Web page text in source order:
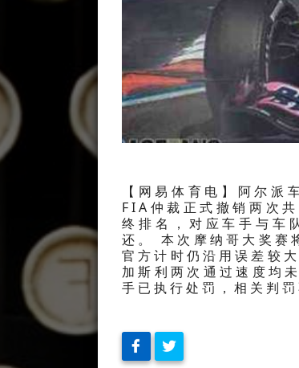
【网易体育电】阿尔派
FIA仲裁正式撤销两次
终排名，对应车手与车
还。 本次摩纳哥大奖
官方计时仍沿用误差较
加斯利两次通过速度均
手已执行处罚，相关判罚